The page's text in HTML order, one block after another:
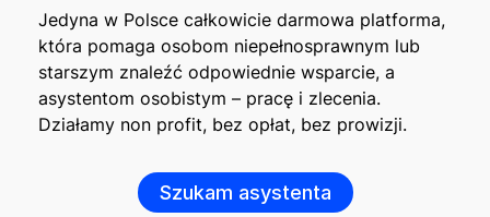
Jedyna w Polsce całkowicie darmowa platforma,
która pomaga osobom niepełnosprawnym lub
starszym znaleźć odpowiednie wsparcie, a
asystentom osobistym – pracę i zlecenia.
Działamy non profit, bez opłat, bez prowizji.
Szukam asystenta